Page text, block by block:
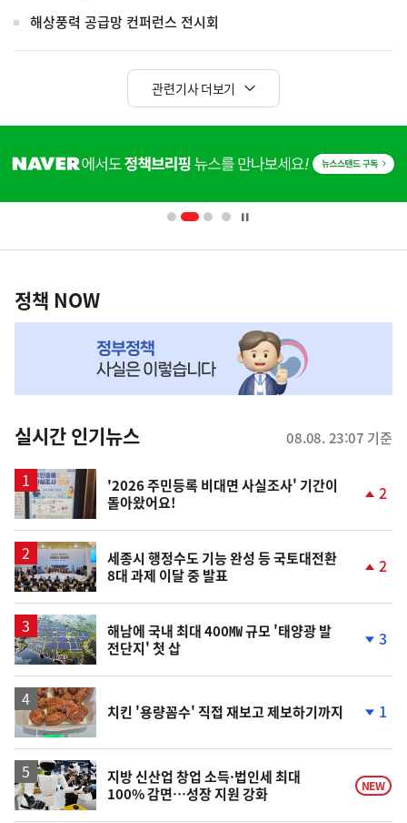
해상풍력 공급망 컨퍼런스 전시회
관련기사 더보기
단
배
영
책
NOW,
뉴
스
정책 NOW
실시간 인기뉴스 08.08. 23:07 기준
'2026 주민등록 비대면 사실조사' 기간이
돌아왔어요!
2
세종시 행정수도 기능 완성 등 국토대전환
8대 과제 이달 중 발표
2
해남에 국내 최대 400㎿ 규모 '태양광 발
전단지' 첫 삽
3
치킨 '용량꼼수' 직접 재보고 제보하기까지
락
1
지방 신산업 창업 소득·법인세 최대
100% 감면…성장 지원 강화
NEW